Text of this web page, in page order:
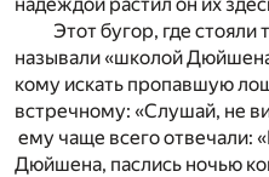
Этот бугор, где стояли
называли «школой
кому искать пропавшую
встречному: «Слушай, не
ему чаще всего отвечали:
Дюйшена, паслись ночью